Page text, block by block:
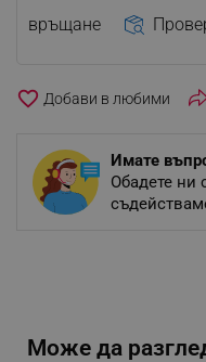
връщане
favorite_border
Имате
Обадете ни
Може да